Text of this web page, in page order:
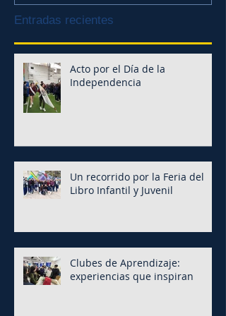
Entradas recientes
Acto por el Día de la
Independencia
Un recorrido por la Feria del
Libro Infantil y Juvenil
Clubes de Aprendizaje:
experiencias que inspiran